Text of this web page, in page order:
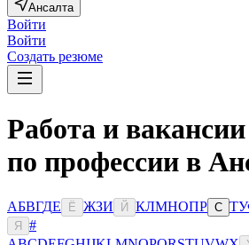
Ансалта
Войти
Войти
Создать резюме
Работа и вакансии
по профессии в
АБВГДЕ Ё ЖЗИ Й КЛМНОПР С ТУ
Я
#